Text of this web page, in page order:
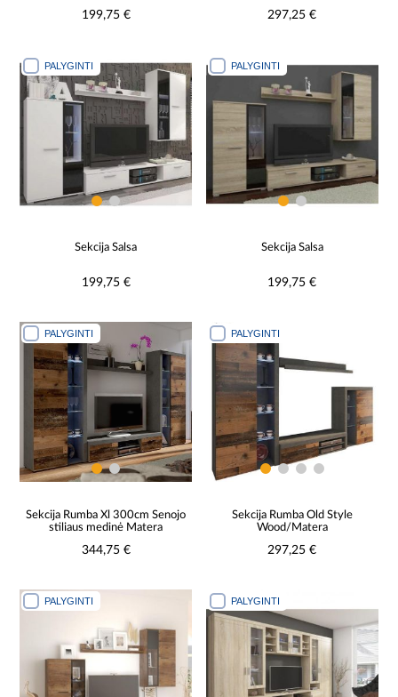
199,75 € 297,25 €
PALYGINTI
Sekcija Salsa
199,75 €
PALYGINTI
Sekcija Salsa
199,75 €
PALYGINTI
Sekcija Rumba Xl 300cm Senojo
stiliaus medinė Matera
344,75 €
PALYGINTI
Sekcija Rumba Old Style
Wood/Matera
297,25 €
PALYGINTI PALYGINTI